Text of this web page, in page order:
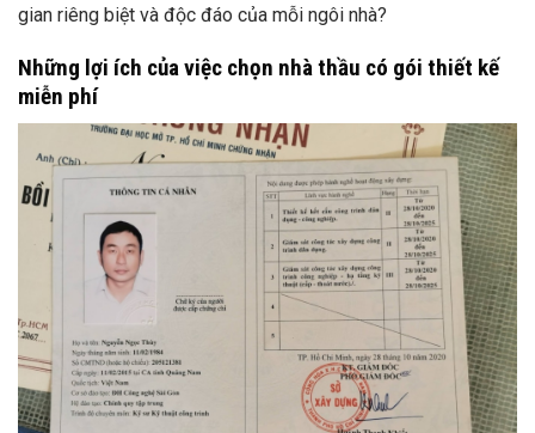
gian riêng biệt và độc đáo của mỗi ngôi nhà?
Những lợi ích của việc chọn nhà thầu có gói thiết kế
miễn phí